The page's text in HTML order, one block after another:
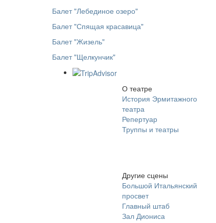
Балет "Лебединое озеро"
Балет "Спящая красавица"
Балет "Жизель"
Балет "Щелкунчик"
О театре
История Эрмитажного
театра
Репертуар
Труппы и театры
Другие сцены
Большой Итальянский
просвет
Главный штаб
Зал Диониса